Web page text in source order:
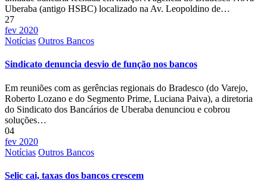
Uberaba (antigo HSBC) localizado na Av. Leopoldino de…
27
fev 2020
Notícias Outros Bancos
Sindicato denuncia desvio de função nos bancos
Em reuniões com as gerências regionais do Bradesco (do Varejo,
Roberto Lozano e do Segmento Prime, Luciana Paiva), a diretoria
do Sindicato dos Bancários de Uberaba denunciou e cobrou
soluções…
04
fev 2020
Notícias Outros Bancos
Selic cai, taxas dos bancos crescem